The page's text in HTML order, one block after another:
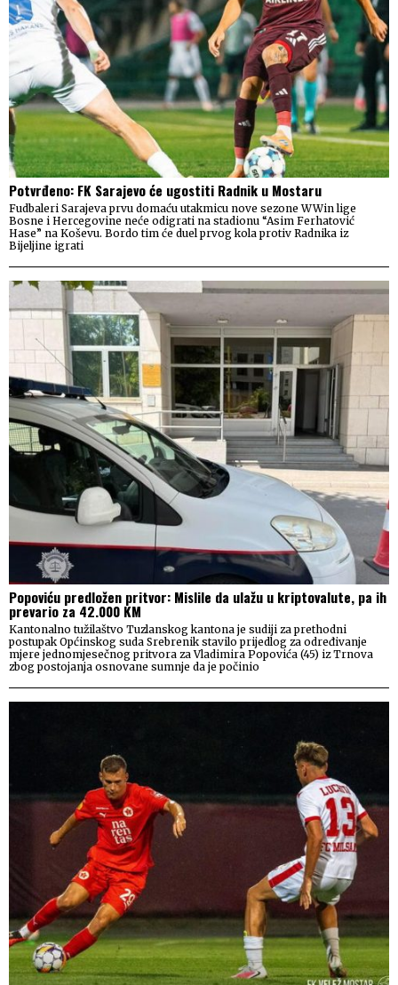
Potvrđeno: FK Sarajevo će ugostiti Radnik u Mostaru
Fudbaleri Sarajeva prvu domaću utakmicu nove sezone WWin lige
Bosne i Hercegovine neće odigrati na stadionu “Asim Ferhatović
Hase” na Koševu. Bordo tim će duel prvog kola protiv Radnika iz
Bijeljine igrati
Popoviću predložen pritvor: Mislile da ulažu u kriptovalute, pa ih
prevario za 42.000 KM
Kantonalno tužilaštvo Tuzlanskog kantona je sudiji za prethodni
postupak Općinskog suda Srebrenik stavilo prijedlog za određivanje
mjere jednomjesečnog pritvora za Vladimira Popovića (45) iz Trnova
zbog postojanja osnovane sumnje da je počinio